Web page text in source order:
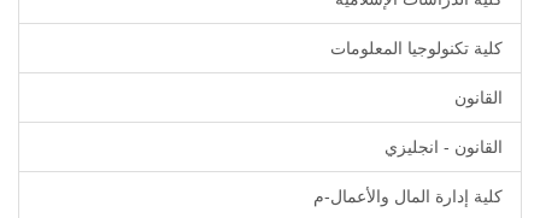
كلية تكنولوجيا المعلومات
القانون
القانون - انجليزي
كلية إدارة المال والأعمال-م